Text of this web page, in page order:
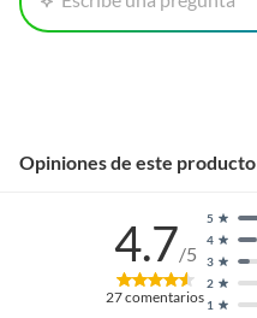
Opiniones de este producto
4.7/5
27comentarios 1
2
3
4
5